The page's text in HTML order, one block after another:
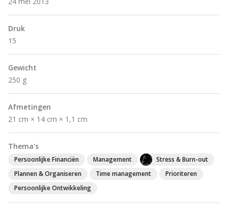
Druk
15
Gewicht
250 g
Afmetingen
21 cm × 14 cm × 1,1 cm
Thema's
Persoonlijke Financiën Management
Stress & Burn-out
Plannen & Organiseren
Time management
Prioriteren
Persoonlijke Ontwikkeling